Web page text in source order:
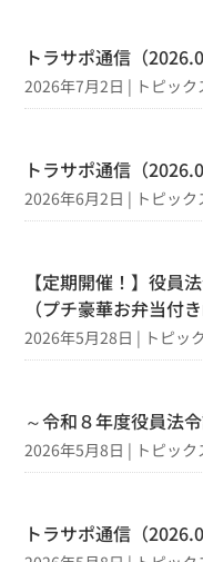
トラサポ通信（
2026年7月2日 | トピック
トラサポ通信（
2026年6月2日 | トピック
【定期開催！】役員
（プチ豪華お弁当付き
2026年5月28日 | トピッ
～令和８年度役員法
2026年5月8日 | トピック
トラサポ通信（